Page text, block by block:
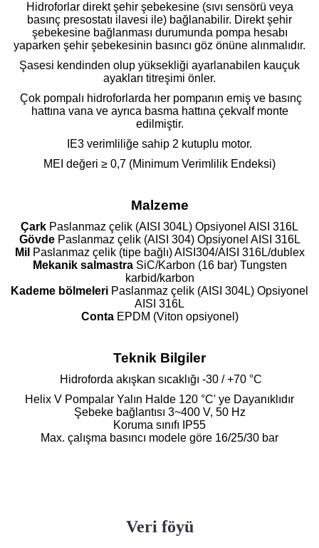
Hidroforlar direkt şehir şebekesine (sıvı sensörü veya
basınç presostatı ilavesi ile) bağlanabilir. Direkt şehir
şebekesine bağlanması durumunda pompa hesabı
yaparken şehir şebekesinin basıncı göz önüne alınmalıdır.
Şasesi kendinden olup yüksekliği ayarlanabilen kauçuk
ayakları titreşimi önler.
Çok pompalı hidroforlarda her pompanın emiş ve basınç
hattına vana ve ayrıca basma hattına çekvalf monte
edilmiştir.
IE3 verimliliğe sahip 2 kutuplu motor.
MEI değeri ≥ 0,7 (Minimum Verimlilik Endeksi)
Malzeme
Çark Paslanmaz çelik (AISI 304L) Opsiyonel AISI 316L
GövdePaslanmaz çelik (AISI 304) Opsiyonel AISI 316L
Mil Paslanmaz çelik (tipe bağlı) AISI304/AISI 316L/dublex
Mekanik salmastra SiC/Karbon (16 bar) Tungsten
karbid/karbon
Kademe bölmeleri Paslanmaz çelik (AISI 304L) Opsiyonel
AISI 316L
ContaEPDM (Viton opsiyonel)
Teknik Bilgiler
Hidroforda akışkan sıcaklığı -30 / +70 °C
Helix V Pompalar Yalın Halde 120 °C' ye Dayanıklıdır
Şebeke bağlantısı 3~400 V, 50 Hz
Koruma sınıfı IP55
Max. çalışma basıncı modele göre 16/25/30 bar
Veri föyü